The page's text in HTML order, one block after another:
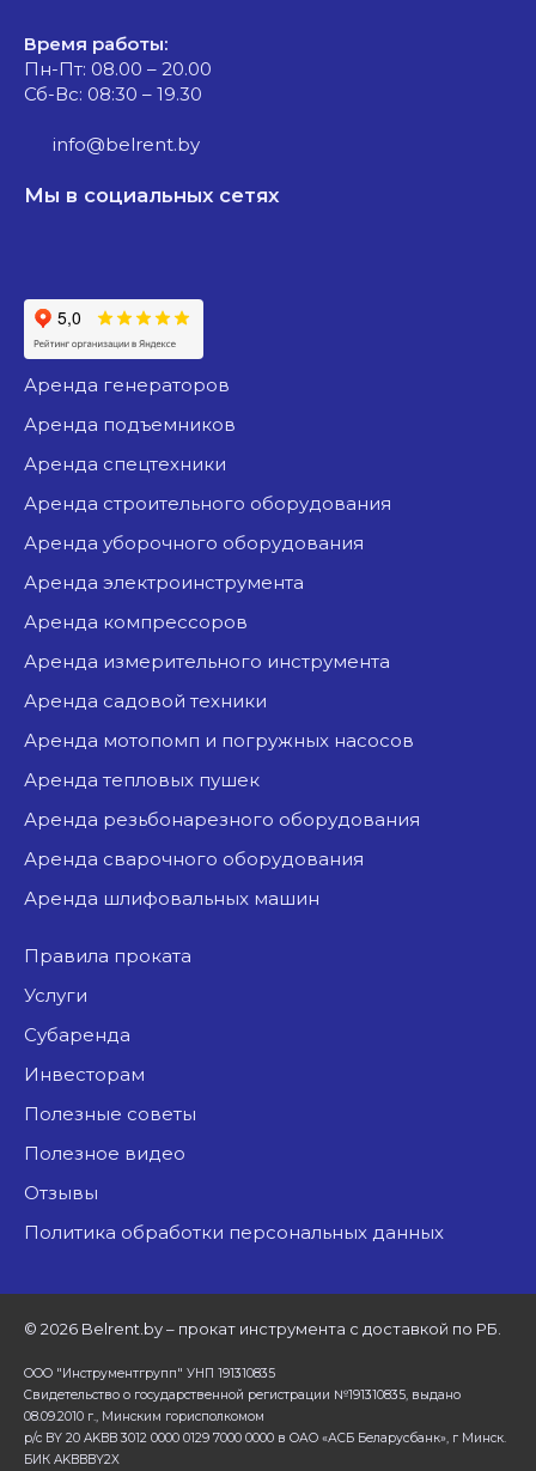
Время работы:
Пн-Пт: 08.00 – 20.00
Сб-Вс: 08:30 – 19.30
info@belrent.by
Мы в социальных сетях
аренда генераторов
аренда подъемников
аренда спецтехники
аренда строительного оборудования
аренда уборочного оборудования
аренда электроинструмента
аренда компрессоров
аренда измерительного инструмента
аренда садовой техники
аренда мотопомп и погружных насосов
аренда тепловых пушек
аренда резьбонарезного оборудования
аренда сварочного оборудования
аренда шлифовальных машин
Правила проката
Услуги
Субаренда
Инвесторам
Полезные советы
Полезное видео
Отзывы
Политика обработки персональных данных
© 2026 Belrent.by – прокат инструмента с доставкой по РБ.
ООО "Инструментгрупп" УНП 191310835
Свидетельство о государственной регистрации №191310835, выдано
08.09.2010 г., Минским горисполкомом
р/с BY 20 AKBB 3012 0000 0129 7000 0000 в ОАО «АСБ Беларусбанк», г Минск.
БИК AKBBBY2X